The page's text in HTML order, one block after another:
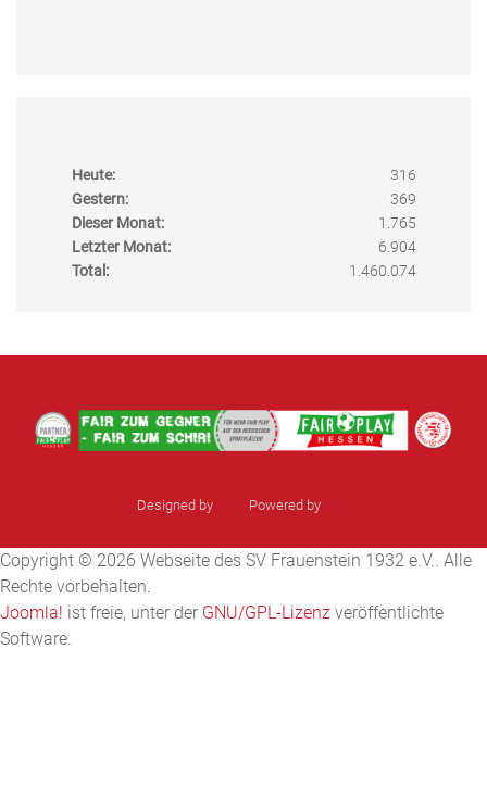
Heute:
316
Gestern:
369
Dieser Monat:
1.765
Letzter Monat:
6.904
Total:
1.460.074
Designed by Powered by
Copyright © 2026 Webseite des SV Frauenstein 1932 e.V.. Alle
Rechte vorbehalten.
Joomla! ist freie, unter der GNU/GPL-Lizenz veröffentlichte
Software.